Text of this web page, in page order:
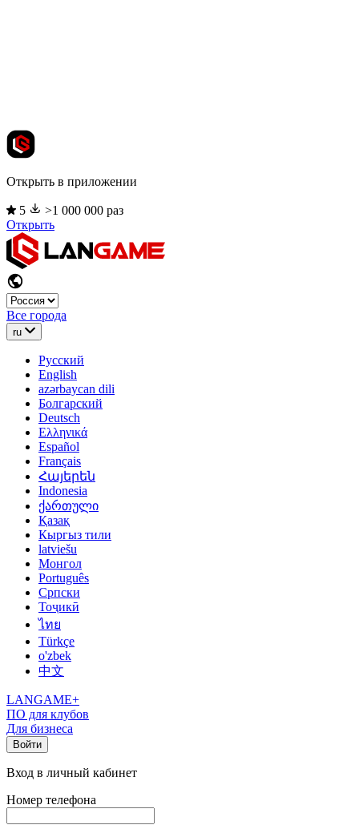
Открыть в приложении
5
>1 000 000 раз
Открыть
Все города
ru
Русский
English
azərbaycan dili
Болгарский
Deutsch
Ελληνικά
Español
Français
Հայերեն
Indonesia
ქართული
Қазақ
Кыргыз тили
latviešu
Монгол
Português
Српски
Тоҷикӣ
ไทย
Türkçe
o'zbek
中文
LANGAME+
ПО для клубов
Для бизнеса
Войти
Вход в личный кабинет
Номер телефона